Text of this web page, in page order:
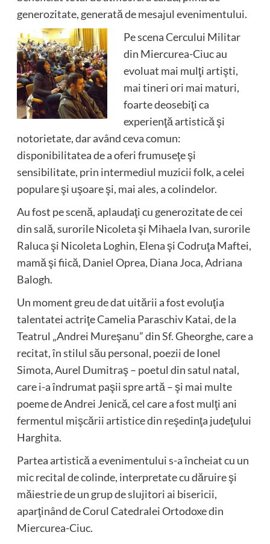
generozitate, generată de mesajul evenimentului.
Pe scena Cercului Militar
din Miercurea-Ciuc au
evoluat mai mulţi artişti,
mai tineri ori mai maturi,
foarte deosebiţi ca
experienţă artistică şi
notorietate, dar având ceva comun:
disponibilitatea de a oferi frumuseţe şi
sensibilitate, prin intermediul muzicii folk, a celei
populare şi uşoare şi, mai ales, a colindelor.
Au fost pe scenă, aplaudaţi cu generozitate de cei
din sală, surorile Nicoleta şi Mihaela Ivan, surorile
Raluca şi Nicoleta Loghin, Elena şi Codruţa Maftei,
mamă şi fiică, Daniel Oprea, Diana Joca, Adriana
Balogh.
Un moment greu de dat uitării a fost evoluţia
talentatei actriţe Camelia Paraschiv Katai, de la
Teatrul „Andrei Mureşanu” din Sf. Gheorghe, care a
recitat, în stilul său personal, poezii de Ionel
Simota, Aurel Dumitraş – poetul din satul natal,
care i-a îndrumat paşii spre artă – şi mai multe
poeme de Andrei Jenică, cel care a fost mulţi ani
fermentul mişcării artistice din reşedinţa judeţului
Harghita.
Partea artistică a evenimentului s-a încheiat cu un
mic recital de colinde, interpretate cu dăruire şi
măiestrie de un grup de slujitori ai bisericii,
aparţinând de Corul Catedralei Ortodoxe din
Miercurea-Ciuc.